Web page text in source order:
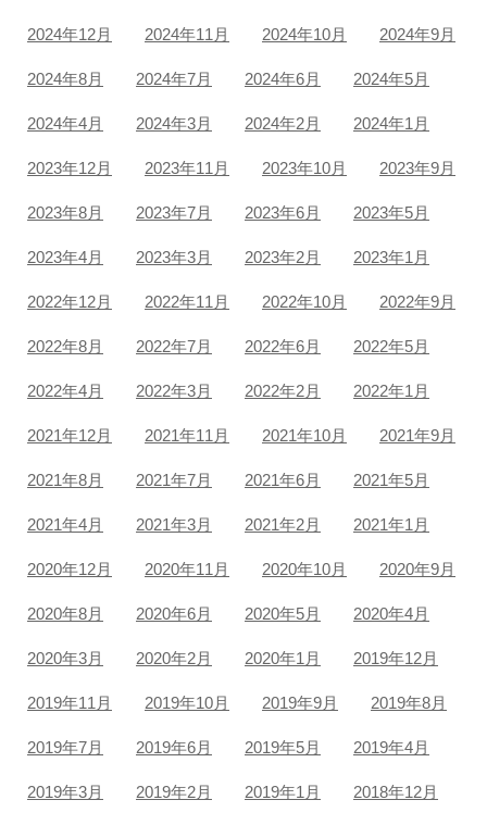
2024年12月 2024年11月 2024年10月 2024年9月
2024年8月 2024年7月 2024年6月 2024年5月
2024年4月 2024年3月 2024年2月 2024年1月
2023年12月 2023年11月 2023年10月 2023年9月
2023年8月 2023年7月 2023年6月 2023年5月
2023年4月 2023年3月 2023年2月 2023年1月
2022年12月 2022年11月 2022年10月 2022年9月
2022年8月 2022年7月 2022年6月 2022年5月
2022年4月 2022年3月 2022年2月 2022年1月
2021年12月 2021年11月 2021年10月 2021年9月
2021年8月 2021年7月 2021年6月 2021年5月
2021年4月 2021年3月 2021年2月 2021年1月
2020年12月 2020年11月 2020年10月 2020年9月
2020年8月 2020年6月 2020年5月 2020年4月
2020年3月 2020年2月 2020年1月 2019年12月
2019年11月 2019年10月 2019年9月 2019年8月
2019年7月 2019年6月 2019年5月 2019年4月
2019年3月 2019年2月 2019年1月 2018年12月